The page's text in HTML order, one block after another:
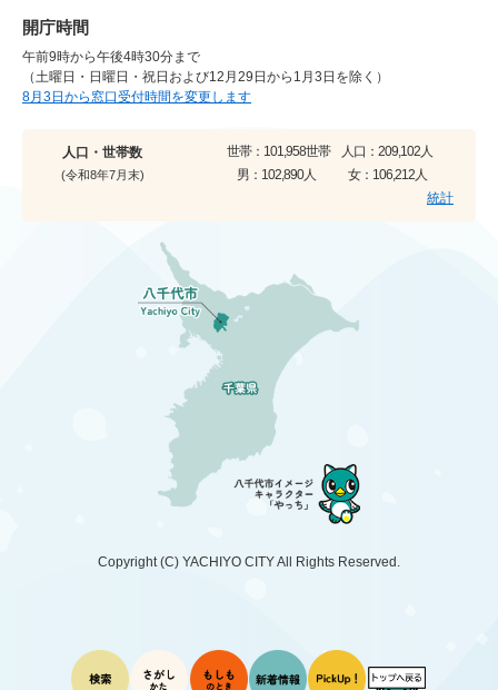
開庁時間
午前9時から午後4時30分まで
（土曜日・日曜日・祝日および12月29日から1月3日を除く）
8月3日から窓口受付時間を変更します
人口・世帯数
(令和8年7月末)
世帯： 101,958世帯 人口： 209,102人
男： 102,890人 女： 106,212人
統計
Copyright (C) YACHIYO CITYAll Rights Reserved.